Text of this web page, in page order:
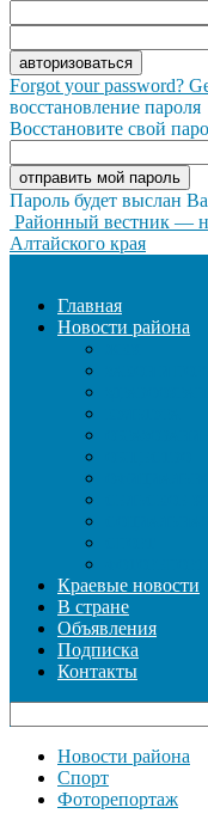
Forgot your password?
восстановление пароля
Восстановите свой
Пароль будет выслан
Районный вестник —
Алтайского края
Главная
Новости района
Краевые новости
В стране
Объявления
Подписка
Контакты
Новости района
Спорт
Фоторепортаж